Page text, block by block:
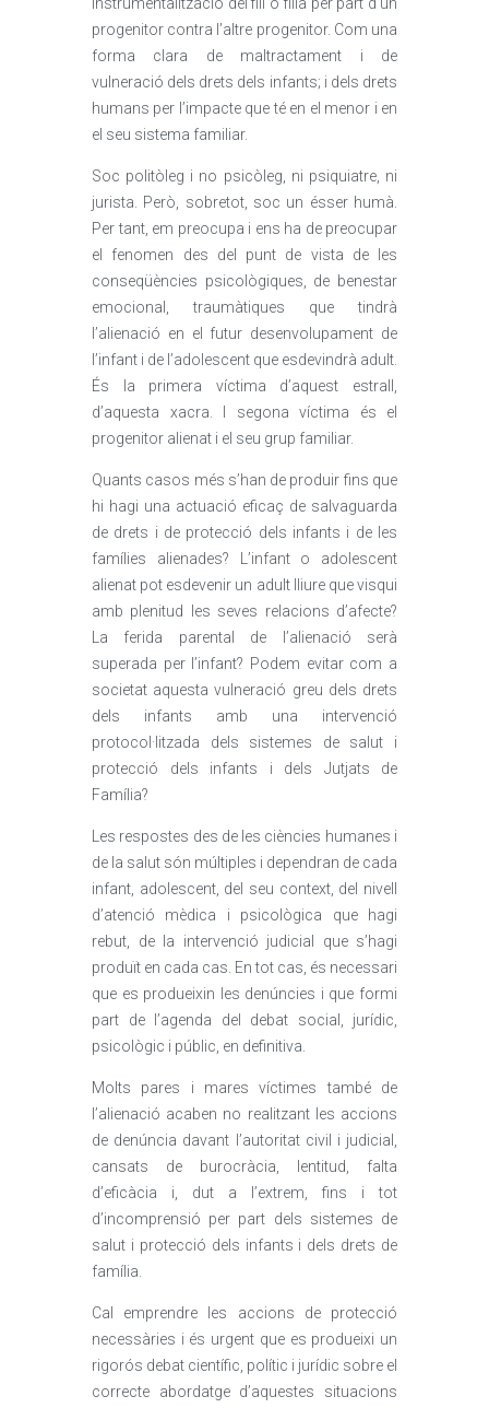
instrumentalització del fill o filla per part d’un
progenitor contra l’altre progenitor. Com una
forma clara de maltractament i de
vulneració dels drets dels infants; i dels drets
humans per l’impacte que té en el menor i en
el seu sistema familiar.
Soc politòleg i no psicòleg, ni psiquiatre, ni
jurista. Però, sobretot, soc un ésser humà.
Per tant, em preocupa i ens ha de preocupar
el fenomen des del punt de vista de les
conseqüències psicològiques, de benestar
emocional, traumàtiques que tindrà
l’alienació en el futur desenvolupament de
l’infant i de l’adolescent que esdevindrà adult.
És la primera víctima d’aquest estrall,
d’aquesta xacra. I segona víctima és el
progenitor alienat i el seu grup familiar.
Quants casos més s’han de produir fins que
hi hagi una actuació eficaç de salvaguarda
de drets i de protecció dels infants i de les
famílies alienades? L’infant o adolescent
alienat pot esdevenir un adult lliure que visqui
amb plenitud les seves relacions d’afecte?
La ferida parental de l’alienació serà
superada per l’infant? Podem evitar com a
societat aquesta vulneració greu dels drets
dels infants amb una intervenció
protocol·litzada dels sistemes de salut i
protecció dels infants i dels Jutjats de
Família?
Les respostes des de les ciències humanes i
de la salut són múltiples i dependran de cada
infant, adolescent, del seu context, del nivell
d’atenció mèdica i psicològica que hagi
rebut, de la intervenció judicial que s’hagi
produït en cada cas. En tot cas, és necessari
que es produeixin les denúncies i que formi
part de l’agenda del debat social, jurídic,
psicològic i públic, en definitiva.
Molts pares i mares víctimes també de
l’alienació acaben no realitzant les accions
de denúncia davant l’autoritat civil i judicial,
cansats de burocràcia, lentitud, falta
d’eficàcia i, dut a l’extrem, fins i tot
d’incomprensió per part dels sistemes de
salut i protecció dels infants i dels drets de
família.
Cal emprendre les accions de protecció
necessàries i és urgent que es produeixi un
rigorós debat científic, polític i jurídic sobre el
correcte abordatge d’aquestes situacions